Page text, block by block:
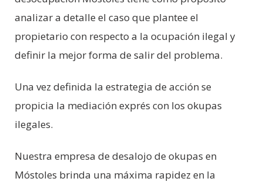
analizar a detalle el caso que plantee el
propietario con respecto a la ocupación ilegal y
definir la mejor forma de salir del problema.
Una vez definida la estrategia de acción se
propicia la mediación exprés con los okupas
ilegales.
Nuestra empresa de desalojo de okupas en
Móstoles brinda una máxima rapidez en la